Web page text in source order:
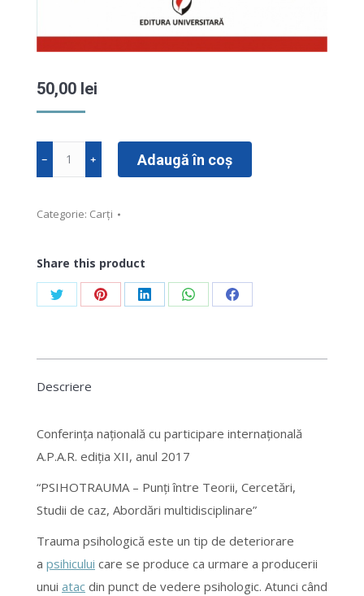
50,00 lei
Cantitate
Psihotrauma
﹣ ﹢ Adaugă în coș
Categorie: Carți
Share this product
Share
Twitter
Share
Pinterest
Share
LinkedIn
Share
WhatsApp
Share
Facebook
Descriere
Conferința națională cu participare internațională
A.P.A.R. ediția XII, anul 2017
“PSIHOTRAUMA – Punți între Teorii, Cercetări,
Studii de caz, Abordări multidisciplinare”
Trauma psihologică este un tip de deteriorare
a psihicului care se produce ca urmare a producerii
unui atac din punct de vedere psihologic. Atunci când